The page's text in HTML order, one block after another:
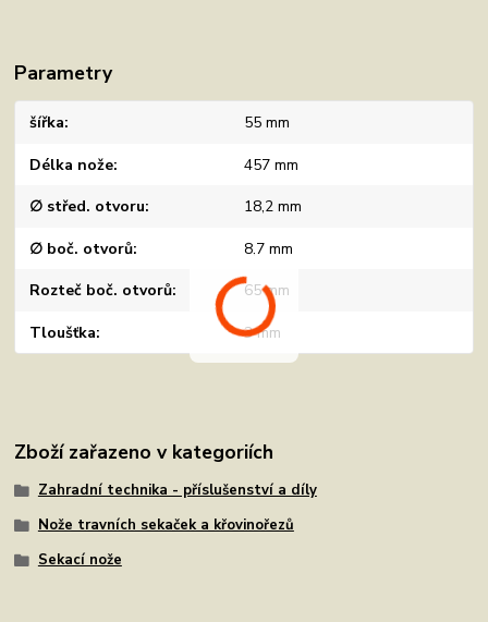
Parametry
šířka 55 mm
Délka nože 457 mm
∅ střed. otvoru 18,2 mm
∅ boč. otvorů 8,7 mm
Rozteč boč. otvorů 65 mm
Tloušťka 3 mm
Zboží zařazeno v kategoriích
Zahradní technika - příslušenství a díly
Nože travních sekaček a křovinořezů
Sekací nože